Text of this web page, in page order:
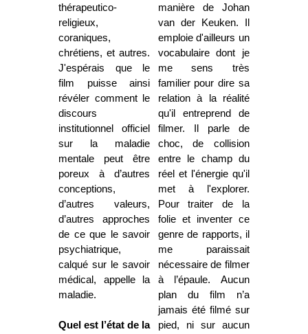
thérapeutico-
religieux,
coraniques,
chrétiens, et autres.
J'espérais que le
film puisse ainsi
révéler comment le
discours
institutionnel officiel
sur la maladie
mentale peut être
poreux à d’autres
conceptions,
d’autres valeurs,
d’autres approches
de ce que le savoir
psychiatrique,
calqué sur le savoir
médical, appelle la
maladie.
Quel est l’état de la
manière de Johan
van der Keuken. Il
emploie d'ailleurs un
vocabulaire dont je
me sens très
familier pour dire sa
relation à la réalité
qu'il entreprend de
filmer. Il parle de
choc, de collision
entre le champ du
réel et l'énergie qu'il
met à l'explorer.
Pour traiter de la
folie et inventer ce
genre de rapports, il
me paraissait
nécessaire de filmer
à l’épaule. Aucun
plan du film n’a
jamais été filmé sur
pied, ni sur aucun